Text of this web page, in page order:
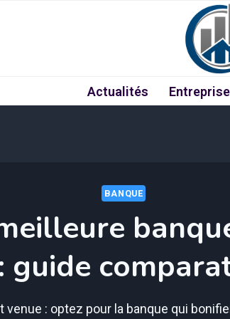
Actualités Entreprise
BANQUE
guide
venue : optez pour la banque qui